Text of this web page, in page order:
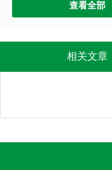
查看全部
相关文章